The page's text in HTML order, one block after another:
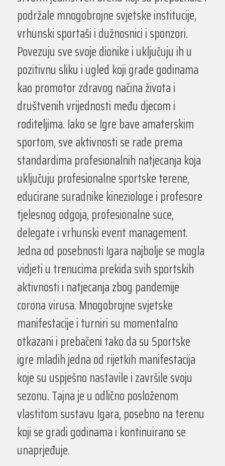
podržale mnogobrojne svjetske institucije,
vrhunski sportaši i dužnosnici i sponzori.
Povezuju sve svoje dionike i uključuju ih u
pozitivnu sliku i ugled koji grade godinama
kao promotor zdravog načina života i
društvenih vrijednosti među djecom i
roditeljima. Iako se Igre bave amaterskim
sportom, sve aktivnosti se rade prema
standardima profesionalnih natjecanja koja
uključuju profesionalne sportske terene,
educirane suradnike kineziologe i profesore
tjelesnog odgoja, profesionalne suce,
delegate i vrhunski event management.
Jedna od posebnosti Igara najbolje se mogla
vidjeti u trenucima prekida svih sportskih
aktivnosti i natjecanja zbog pandemije
corona virusa. Mnogobrojne svjetske
manifestacije i turniri su momentalno
otkazani i prebačeni tako da su Sportske
igre mladih jedna od rijetkih manifestacija
koje su uspješno nastavile i završile svoju
sezonu. Tajna je u odlično posloženom
vlastitom sustavu Igara, posebno na terenu
koji se gradi godinama i kontinuirano se
unaprjeđuje.